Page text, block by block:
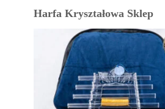
Harfa Kryształowa Sklep